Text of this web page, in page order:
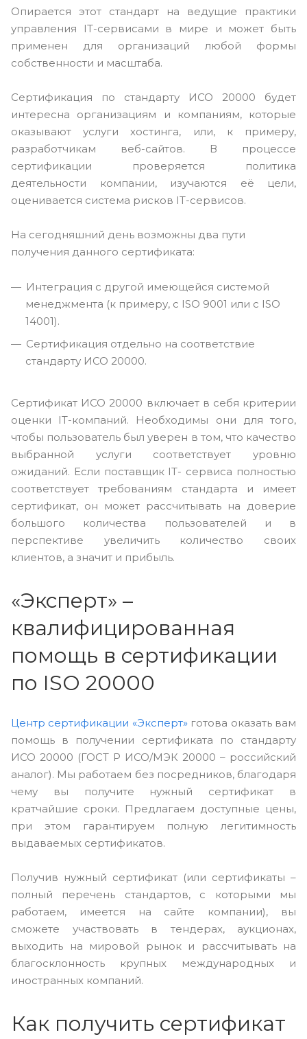
Опирается этот стандарт на ведущие практики
управления IT-сервисами в мире и может быть
применен для организаций любой формы
собственности и масштаба.
Сертификация по стандарту ИСО 20000 будет
интересна организациям и компаниям, которые
оказывают услуги хостинга, или, к примеру,
разработчикам веб-сайтов. В процессе
сертификации проверяется политика
деятельности компании, изучаются её цели,
оценивается система рисков IT-сервисов.
На сегодняшний день возможны два пути
получения данного сертификата:
Интеграция с другой имеющейся системой
менеджмента (к примеру, с ISO 9001 или с ISO
14001).
Сертификация отдельно на соответствие
стандарту ИСО 20000.
Сертификат ИСО 20000 включает в себя критерии
оценки IT-компаний. Необходимы они для того,
чтобы пользователь был уверен в том, что качество
выбранной услуги соответствует уровню
ожиданий. Если поставщик IT- сервиса полностью
соответствует требованиям стандарта и имеет
сертификат, он может рассчитывать на доверие
большого количества пользователей и в
перспективе увеличить количество своих
клиентов, а значит и прибыль.
«Эксперт» –
квалифицированная
помощь в сертификации
по ISO 20000
Центр сертификации «Эксперт»готова оказать вам
помощь в получении сертификата по стандарту
ИСО 20000 (ГОСТ Р ИСО/МЭК 20000 – российский
аналог). Мы работаем без посредников, благодаря
чему вы получите нужный сертификат в
кратчайшие сроки. Предлагаем доступные цены,
при этом гарантируем полную легитимность
выдаваемых сертификатов.
Получив нужный сертификат (или сертификаты –
полный перечень стандартов, с которыми мы
работаем, имеется на сайте компании), вы
сможете участвовать в тендерах, аукционах,
выходить на мировой рынок и рассчитывать на
благосклонность крупных международных и
иностранных компаний.
Как получить сертификат